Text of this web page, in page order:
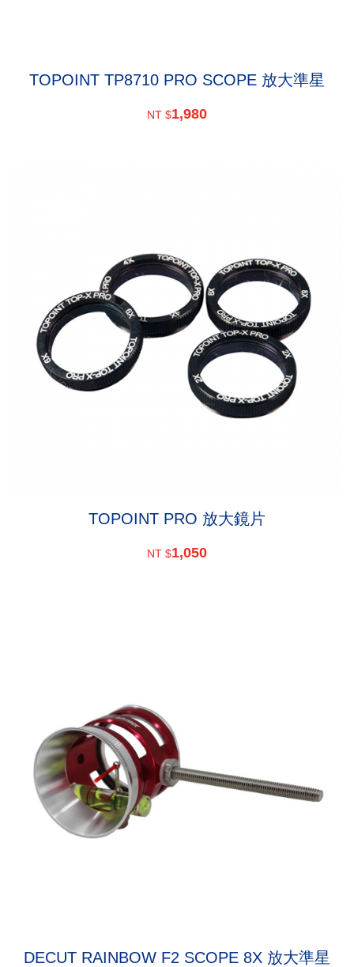
TOPOINT TP8710 PRO SCOPE 放大準星
NT $1,980
TOPOINT PRO 放大鏡片
NT $1,050
DECUT RAINBOW F2 SCOPE 8X 放大準星